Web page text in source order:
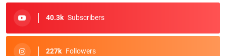
40.3k Subscribers
227k Followers